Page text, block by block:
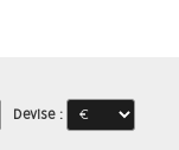
Devise :